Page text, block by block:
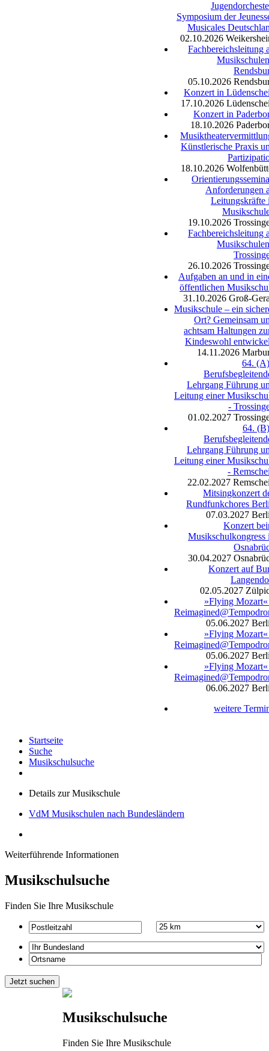
Symposium der
Musicales
02.10.2026
Fachbereichsleitung
05.10.2026
Konzert in
17.10.2026
Konzert in
18.10.2026
Künstlerische Praxis
18.10.2026
Anforderungen
Leitungskräfte
19.10.2026
Fachbereichsleitung
26.10.2026
Aufgaben an und in
öffentlichen
31.10.2026 Groß-
Musikschule – ein
Ort? Gemeinsam
achtsam Haltungen
Kindeswohl
14.11.2026
64.
Lehrgang Führung
Leitung einer
-
01.02.2027
64.
Lehrgang Führung
Leitung einer
-
22.02.2027
Mitsingkonzert
Rundfunkchores
07.03.2027
Konzert
Musikschulkongress
30.04.2027
Konzert auf
02.05.2027
»Flying
05.06.2027
»Flying
05.06.2027
»Flying
06.06.2027
weitere
Startseite
Suche
Musikschulsuche
Details zur Musikschule
VdM Musikschulen nach Bundesländern
Weiterführende Informationen
Musikschulsuche
Finden Sie Ihre Musikschule
Musikschulsuche
Finden Sie Ihre Musikschule